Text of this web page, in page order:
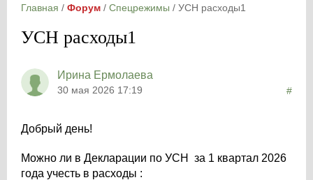
Главная / Форум / Спецрежимы / УСН расходы1
УСН расходы1
Ирина Ермолаева
30 мая 2026 17:19 #
Добрый день!
Можно ли в Декларации по УСН за 1 квартал 2026
года учесть в расходы :